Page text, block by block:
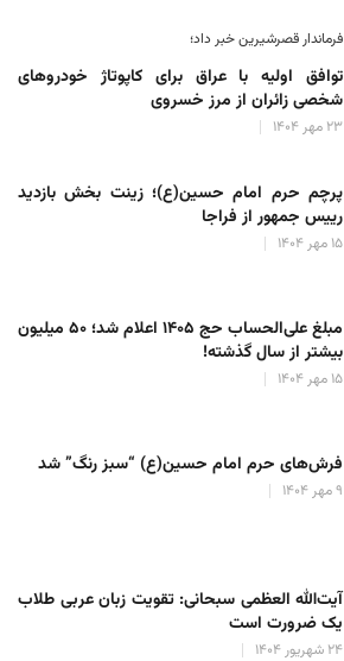
فرماندار قصرشیرین خبر داد؛
توافق اولیه با عراق برای کاپوتاژ خودروهای
شخصی زائران از مرز خسروی
۲۳ مهر ۱۴۰۴
پرچم حرم امام حسین(ع)؛ زینت بخش بازدید
رییس جمهور از فراجا
۱۵ مهر ۱۴۰۴
مبلغ علی‌الحساب حج ۱۴۰۵ اعلام شد؛ ۵۰ میلیون
بیشتر از سال گذشته!
۱۵ مهر ۱۴۰۴
فرش‌های حرم امام حسین(ع) “سبز رنگ” شد
۹ مهر ۱۴۰۴
آیت‌الله العظمی سبحانی: تقویت زبان عربی طلاب
یک ضرورت است
۲۴ شهریور ۱۴۰۴